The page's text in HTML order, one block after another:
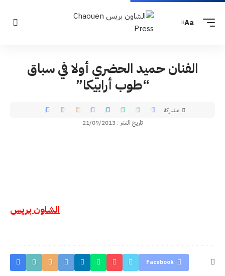
Aa
الفنان حميد الحضري أولا في سباق
“طوب أرابيكا”
تاريخ النشر : 21/09/2013
مشاركة
الشاون بريس
Facebook